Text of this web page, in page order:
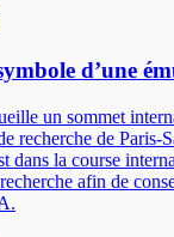
d’une
un sommet
recherche de Paris-
dans la course
afin de